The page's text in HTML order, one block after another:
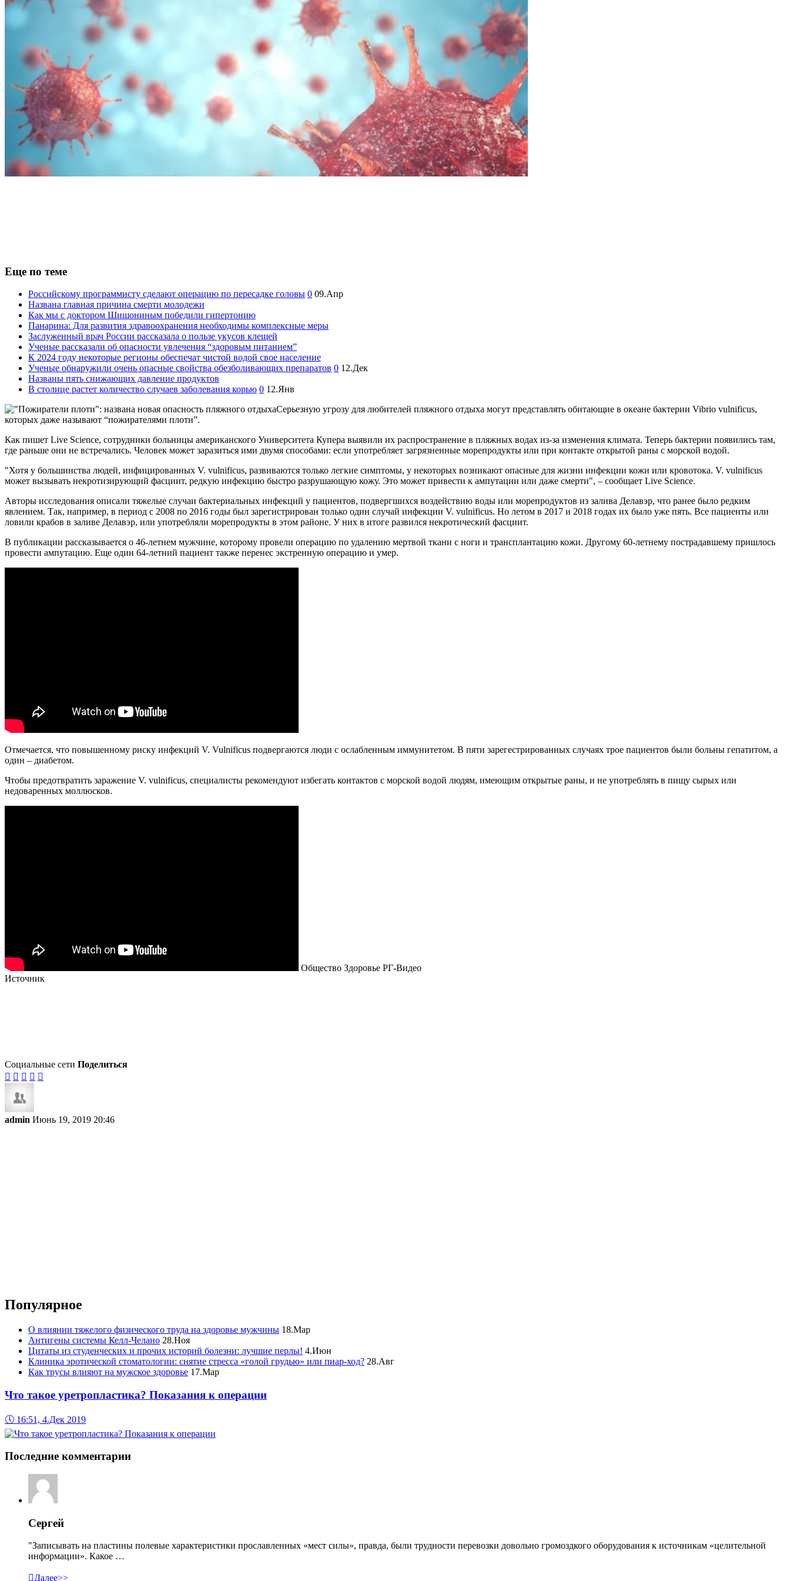
Еще по теме
Российскому программисту сделают операцию по пересадке головы 0 09.Апр
Названа главная причина смерти молодежи
Как мы с доктором Шишониным победили гипертонию
Панарина: Для развития здравоохранения необходимы комплексные меры
Заслуженный врач России рассказала о пользе укусов клещей
Ученые рассказали об опасности увлечения “здоровым питанием”
К 2024 году некоторые регионы обеспечат чистой водой свое население
Ученые обнаружили очень опасные свойства обезболивающих препаратов 0 12.Дек
Названы пять снижающих давление продуктов
В столице растет количество случаев заболевания корью 0 12.Янв
Серьезную угрозу для любителей пляжного отдыха могут представлять обитающие в океане бактерии Vibrio vulnificus,
которых даже называют “пожирателями плоти”.
Как пишет Live Science, сотрудники больницы американского Университета Купера выявили их распространение в пляжных водах из-за изменения климата. Теперь бактерии появились там,
где раньше они не встречались. Человек может заразиться ими двумя способами: если употребляет загрязненные морепродукты или при контакте открытой раны с морской водой.
"Хотя у большинства людей, инфицированных V. vulnificus, развиваются только легкие симптомы, у некоторых возникают опасные для жизни инфекции кожи или кровотока. V. vulnificus
может вызывать некротизирующий фасциит, редкую инфекцию быстро разрушающую кожу. Это может привести к ампутации или даже смерти", – сообщает Live Science.
Авторы исследования описали тяжелые случаи бактериальных инфекций у пациентов, подвергшихся воздействию воды или морепродуктов из залива Делавэр, что ранее было редким
явлением. Так, например, в период с 2008 по 2016 годы был зарегистрирован только один случай инфекции V. vulnificus. Но летом в 2017 и 2018 годах их было уже пять. Все пациенты или
ловили крабов в заливе Делавэр, или употребляли морепродукты в этом районе. У них в итоге развился некротический фасциит.
В публикации рассказывается о 46-летнем мужчине, которому провели операцию по удалению мертвой ткани с ноги и трансплантацию кожи. Другому 60-летнему пострадавшему пришлось
провести ампутацию. Еще один 64-летний пациент также перенес экстренную операцию и умер.
Отмечается, что повышенному риску инфекций V. Vulnificus подвергаются люди с ослабленным иммунитетом. В пяти зарегестрированных случаях трое пациентов были больны гепатитом, а
один – диабетом.
Чтобы предотвратить заражение V. vulnificus, специалисты рекомендуют избегать контактов с морской водой людям, имеющим открытые раны, и не употреблять в пищу сырых или
недоваренных моллюсков.
Общество Здоровье РГ-Видео
Источник
Социальные сети Поделиться
    
admin Июнь 19, 2019 20:46
Популярное
О влиянии тяжелого физического труда на здоровье мужчины 18.Мар
Антигены системы Келл-Челано 28.Ноя
Цитаты из студенческих и прочих историй болезни: лучшие перлы! 4.Июн
Клиника эротической стоматологии: снятие стресса «голой грудью» или пиар-ход? 28.Авг
Как трусы влияют на мужское здоровье 17.Мар
Что такое уретропластика? Показания к операции
🕔 16:51, 4.Дек 2019
Последние комментарии
Сергей
"Записывать на пластины полевые характеристики прославленных «мест силы», правда, были трудности перевозки довольно громоздкого оборудования к источникам «целительной
информации». Какое …
Далее>>